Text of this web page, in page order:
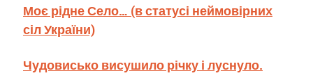
Моє рідне Село… (в статусі неймовірних
сіл України)
Чудовисько висушило річку і луснуло.